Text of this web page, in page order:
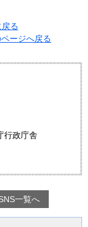
る
ージへ戻る
行政庁舎
一覧へ